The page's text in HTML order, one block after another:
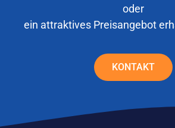
oder
ein attraktives Preisangebot
KONTAKT